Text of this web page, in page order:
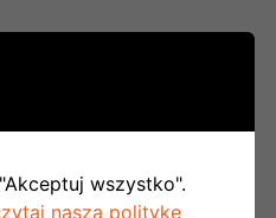
wszystko".
naszą politykę